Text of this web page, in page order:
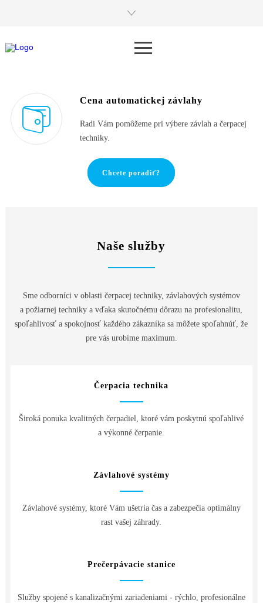
Cena automatickej závlahy
Radi Vám pomôžeme pri výbere závlah a čerpacej
techniky.
Chcete poradiť?
Naše služby
Sme odborníci v oblasti čerpacej techniky, závlahových systémov
a požiarnej techniky a vďaka skutočnému dôrazu na profesionalitu,
spoľahlivosť a spokojnosť každého zákazníka sa môžete spoľahnúť, že
pre vás urobíme maximum.
Čerpacia technika
Široká ponuka kvalitných čerpadiel, ktoré vám poskytnú spoľahlivé
a výkonné čerpanie.
Závlahové systémy
Závlahové systémy, ktoré Vám ušetria čas a zabezpečia optimálny
rast vašej záhrady.
Prečerpávacie stanice
Služby spojené s kanalizačnými zariadeniami - rýchlo, profesionálne